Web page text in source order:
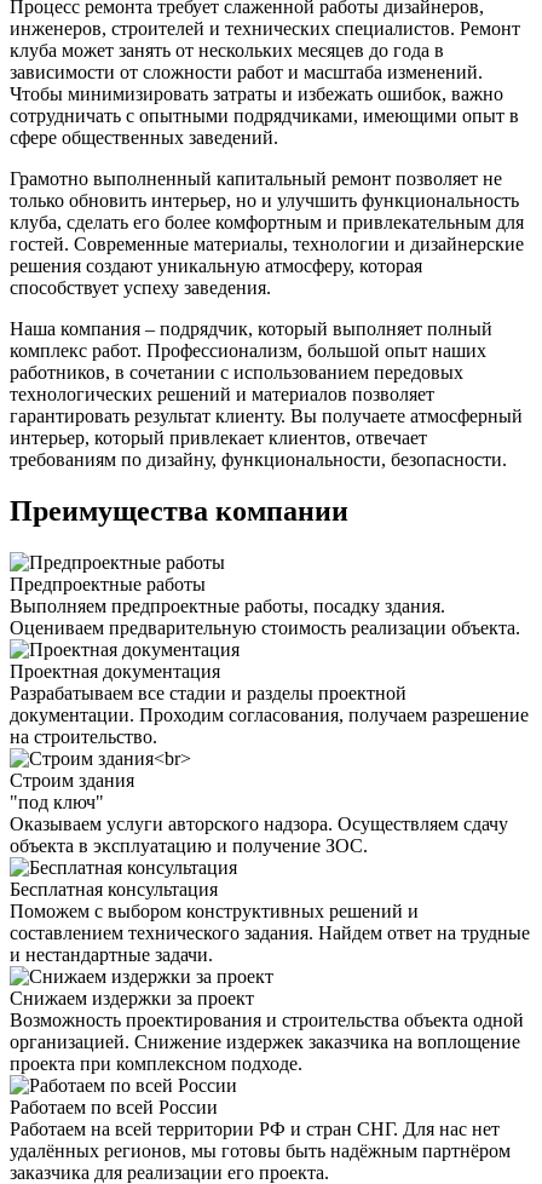
Процесс ремонта требует слаженной работы дизайнеров,
инженеров, строителей и технических специалистов. Ремонт
клуба может занять от нескольких месяцев до года в
зависимости от сложности работ и масштаба изменений.
Чтобы минимизировать затраты и избежать ошибок, важно
сотрудничать с опытными подрядчиками, имеющими опыт в
сфере общественных заведений.
Грамотно выполненный капитальный ремонт позволяет не
только обновить интерьер, но и улучшить функциональность
клуба, сделать его более комфортным и привлекательным для
гостей. Современные материалы, технологии и дизайнерские
решения создают уникальную атмосферу, которая
способствует успеху заведения.
Наша компания – подрядчик, который выполняет полный
комплекс работ. Профессионализм, большой опыт наших
работников, в сочетании с использованием передовых
технологических решений и материалов позволяет
гарантировать результат клиенту. Вы получаете атмосферный
интерьер, который привлекает клиентов, отвечает
требованиям по дизайну, функциональности, безопасности.
Преимущества компании
Предпроектные работы
Выполняем предпроектные работы, посадку здания.
Оцениваем предварительную стоимость реализации объекта.
Проектная документация
Разрабатываем все стадии и разделы проектной
документации. Проходим согласования, получаем разрешение
на строительство.
Строим здания
"под ключ"
Оказываем услуги авторского надзора. Осуществляем сдачу
объекта в эксплуатацию и получение ЗОС.
Бесплатная консультация
Поможем с выбором конструктивных решений и
составлением технического задания. Найдем ответ на трудные
и нестандартные задачи.
Снижаем издержки за проект
Возможность проектирования и строительства объекта одной
организацией. Снижение издержек заказчика на воплощение
проекта при комплексном подходе.
Работаем по всей России
Работаем на всей территории РФ и стран СНГ. Для нас нет
удалённых регионов, мы готовы быть надёжным партнёром
заказчика для реализации его проекта.